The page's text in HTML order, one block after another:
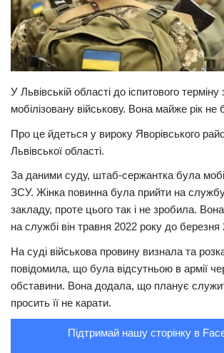
Світ
Цікаво
Наука
Технології
Рецепти
Здоров’я
Події
Курйози
Суспільство
У Львівській області до іспитового
мобілізовану військову. Вона майже рік не
Про це йдеться у вироку Яворівського
Львівської області.
За даними суду, штаб-сержантка була
ЗСУ. Жінка повинна була прийти на службу
закладу, проте цього так і не зробила.
на службі він травня 2022 року до березня
На суді військова провину визнала та
повідомила, що була відсутньою в армії
обставини. Вона додала, що планує
просить її не карати.
Підтримай нашу сторінку в